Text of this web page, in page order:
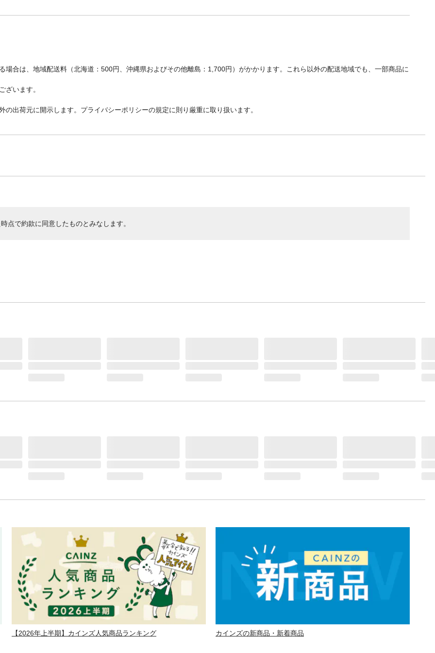
場合は、地域配送料（北海道：500円、沖縄県およびその他離島：1,700円）がかかります。これら以外の配送地域でも、一部商品に
ざいます。
出荷元に開示します。プライバシーポリシーの規定に則り厳重に取り扱います。
点で約款に同意したものとみなします。
【2026年上半期】カインズ人気商品ランキング カインズの新商品・新着商品